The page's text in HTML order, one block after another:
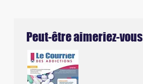
Peut-être aimeriez-vous